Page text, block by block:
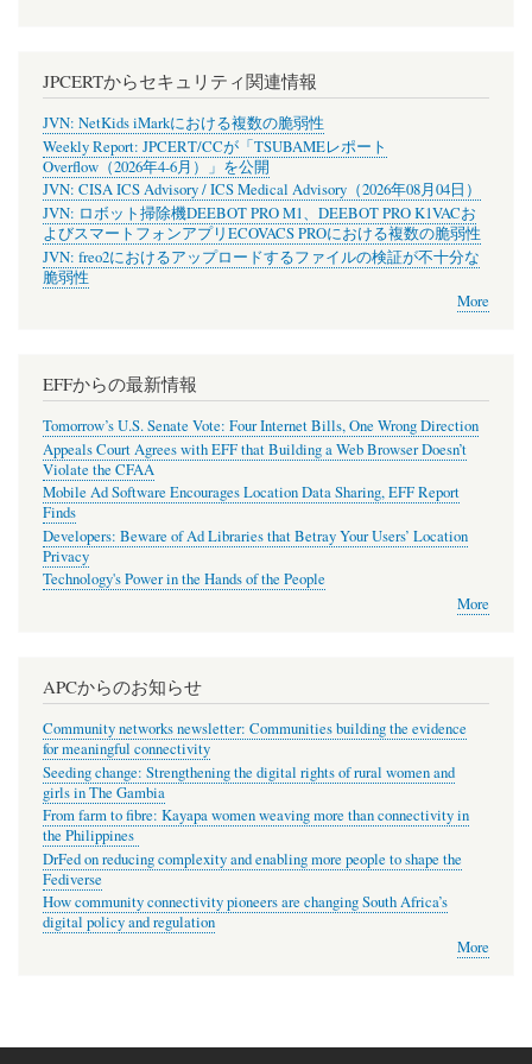
JPCERTからセキュリティ関連情報
JVN: NetKids iMarkにおける複数の脆弱性
Weekly Report: JPCERT/CCが「TSUBAMEレポート
Overflow（2026年4-6月）」を公開
JVN: CISA ICS Advisory / ICS Medical Advisory（2026年08月04日）
JVN: ロボット掃除機DEEBOT PRO M1、DEEBOT PRO K1VACお
よびスマートフォンアプリECOVACS PROにおける複数の脆弱性
JVN: freo2におけるアップロードするファイルの検証が不十分な
脆弱性
More
EFFからの最新情報
Tomorrow’s U.S. Senate Vote: Four Internet Bills, One Wrong Direction
Appeals Court Agrees with EFF that Building a Web Browser Doesn’t
Violate the CFAA
Mobile Ad Software Encourages Location Data Sharing, EFF Report
Finds
Developers: Beware of Ad Libraries that Betray Your Users’ Location
Privacy
Technology's Power in the Hands of the People
More
APCからのお知らせ
Community networks newsletter: Communities building the evidence
for meaningful connectivity
Seeding change: Strengthening the digital rights of rural women and
girls in The Gambia
From farm to fibre: Kayapa women weaving more than connectivity in
the Philippines
DrFed on reducing complexity and enabling more people to shape the
Fediverse
How community connectivity pioneers are changing South Africa’s
digital policy and regulation
More